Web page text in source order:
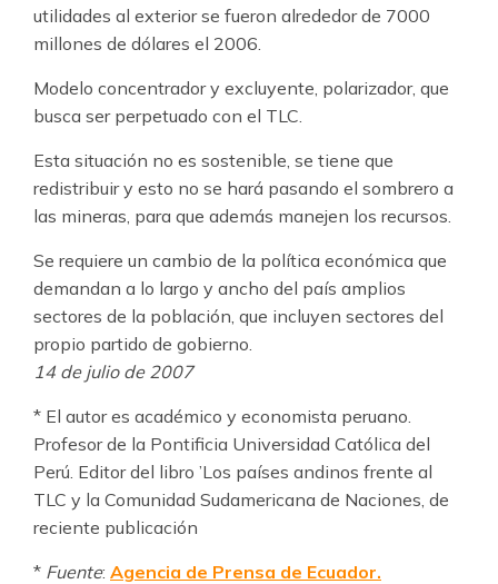
utilidades al exterior se fueron alrededor de 7000
millones de dólares el 2006.
Modelo concentrador y excluyente, polarizador, que
busca ser perpetuado con el TLC.
Esta situación no es sostenible, se tiene que
redistribuir y esto no se hará pasando el sombrero a
las mineras, para que además manejen los recursos.
Se requiere un cambio de la política económica que
demandan a lo largo y ancho del país amplios
sectores de la población, que incluyen sectores del
propio partido de gobierno.
14 de julio de 2007
* El autor es académico y economista peruano.
Profesor de la Pontificia Universidad Católica del
Perú. Editor del libro ’Los países andinos frente al
TLC y la Comunidad Sudamericana de Naciones, de
reciente publicación
* Fuente: Agencia de Prensa de Ecuador.